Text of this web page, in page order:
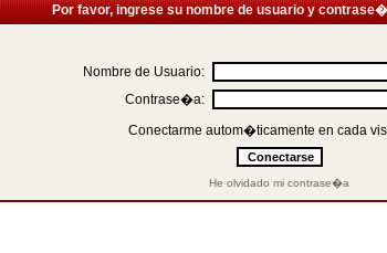
Por favor, ingrese su nombre de usuario y
Nombre de Usuario:
Contrase�a:
Conectarme autom�ticamente en cada
He olvidado mi contrase�a